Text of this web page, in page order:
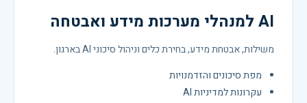
AI למנהלי מערכות מידע ואבטחה
משילות, אבטחת מידע, בחירת כלים וניהול סיכוני AI בארגון.
מפת סיכונים והזדמנויות
עקרונות למדיניות AI